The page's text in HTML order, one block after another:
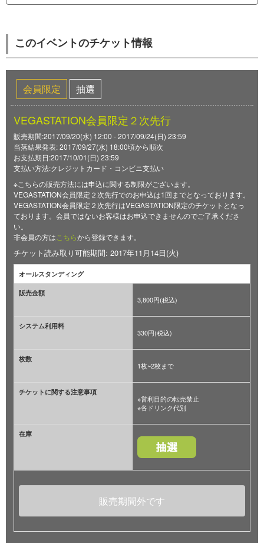
このイベントのチケット情報
会員限定 抽選
VEGASTATION会員限定２次先行
販売期間:2017/09/20(水) 12:00 - 2017/09/24(日) 23:59
当落結果発表: 2017/09/27(水) 18:00頃から順次
お支払期日:2017/10/01(日) 23:59
支払い方法:クレジットカード・コンビニ支払い
※こちらの販売方法には申込に関する制限がございます。
VEGASTATION会員限定２次先行でのお申込は1回までとなっております。
VEGASTATION会員限定２次先行はVEGASTATION限定のチケットとなっ
ております。会員ではないお客様はお申込できませんのでご了承くださ
い。
非会員の方は こちらから登録できます。
チケット読み取り可能期間: 2017年11月14日(火)
オールスタンディング
販売金額
3,800円(税込)
システム利用料
330円(税込)
枚数
1枚~2枚まで
チケットに関する注意事項
※営利目的の転売禁止
※各ドリンク代別
在庫
販売期間外です